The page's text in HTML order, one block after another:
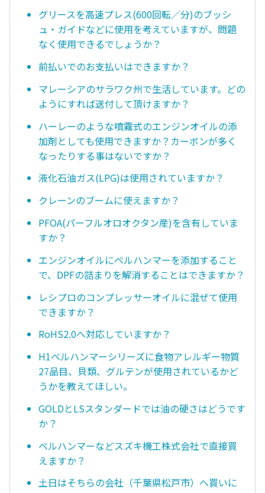
グリースを高速プレス(600回転／分)のブッシ
ュ・ガイドなどに使用を考えていますが、問題
なく使用できるでしょうか？
前払いでのお支払いはできますか？
マレーシアのサラワク州で生活しています。どの
ようにすれば送付して頂けますか？
ハーレーのような噴霧式のエンジンオイルの添
加剤としても使用できますか？カーボンが多く
なったりする事はないですか？
液化石油ガス(LPG)は使用されていますか？
クレーンのブームに使えますか？
PFOA(パーフルオロオクタン産)を含有していま
すか？
エンジンオイルにベルハンマーを添加すること
で、DPFの詰まりを解消することはできますか？
レシプロのコンプレッサーオイルに混ぜて使用
できますか？
RoHS2.0へ対応していますか？
H1ベルハンマーシリーズに食物アレルギー物質
27品目、貝類、グルテンが使用されているかど
うかを教えてほしい。
GOLDとLSスタンダードでは油の硬さはどうです
か？
ベルハンマーなどスズキ機工株式会社で直接買
えますか？
土日はそちらの会社（千葉県松戸市）へ買いに